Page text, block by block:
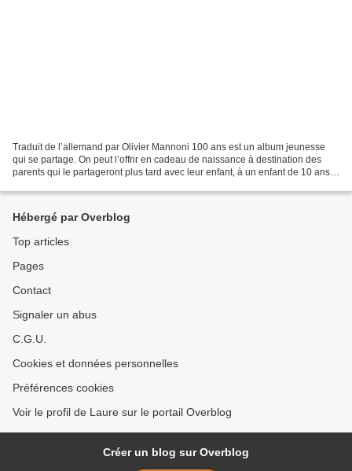
Traduit de l’allemand par Olivier Mannoni 100 ans est un album jeunesse
qui se partage. On peut l’offrir en cadeau de naissance à destination des
parents qui le partageront plus tard avec leur enfant, à un enfant de 10 ans
Hébergé par Overblog
Top articles
Pages
Contact
Signaler un abus
C.G.U.
Cookies et données personnelles
Préférences cookies
Voir le profil de Laure sur le portail Overblog
Créer un blog sur Overblog